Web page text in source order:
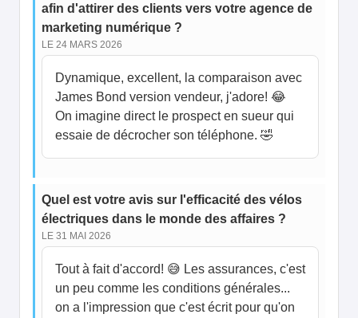
afin d'attirer des clients vers votre agence de
marketing numérique ?
LE 24 MARS 2026
Dynamique, excellent, la comparaison avec
James Bond version vendeur, j'adore! 😂
On imagine direct le prospect en sueur qui
essaie de décrocher son téléphone. 🤣
Quel est votre avis sur l'efficacité des vélos
électriques dans le monde des affaires ?
LE 31 MAI 2026
Tout à fait d'accord! 😅 Les assurances, c'est
un peu comme les conditions générales...
on a l'impression que c'est écrit pour qu'on